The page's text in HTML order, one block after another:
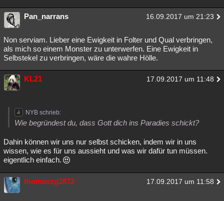
Pan_narrans 16.09.2017 um 21:23
Non serviam. Lieber eine Ewigkeit in Folter und Qual verbringen,
als mich so einem Monster zu unterwerfen. Eine Ewigkeit in
Selbstekel zu verbringen, wäre die wahre Hölle.
KL21 17.09.2017 um 11:48
NYB schrieb:
Wie begründest du, dass Gott dich ins Paradies schickt?
Dahin können wir uns nur selbst schicken, indem wir in uns
wissen, wie es für uns aussieht und was wir dafür tun müssen.
eigentlich einfach.
thomaszg2872 17.09.2017 um 11:58